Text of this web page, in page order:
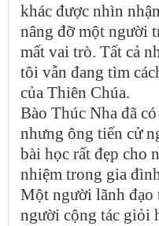
khác được nhìn
nâng đỡ một người
mất vai trò. Tất cả
tôi vẫn đang tìm
của Thiên Chúa.
Bào Thúc Nha đã
nhưng ông tiến cử
bài học rất đẹp cho
nhiệm trong gia
Một người lãnh đạo
người cộng tác giỏi